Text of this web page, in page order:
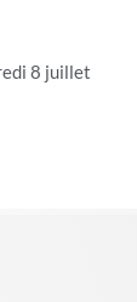
8 juillet